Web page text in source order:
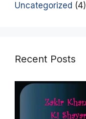
Uncategorized (4)
Recent Posts